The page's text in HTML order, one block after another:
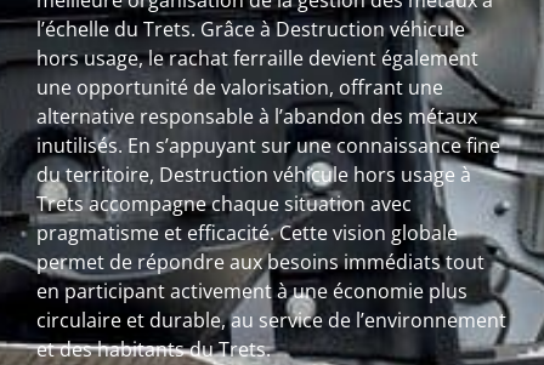
l’échelle du Trets. Grâce à Destruction véhicule
hors usage, le rachat ferraille devient également
une opportunité de valorisation, offrant une
alternative responsable à l’abandon des métaux
inutilisés. En s’appuyant sur une connaissance fine
du territoire, Destruction véhicule hors usage à
Trets accompagne chaque situation avec
pragmatisme et efficacité. Cette vision globale
permet de répondre aux besoins immédiats tout
en participant activement à une économie plus
circulaire et durable, au service de l’environnement
et des habitants du Trets.